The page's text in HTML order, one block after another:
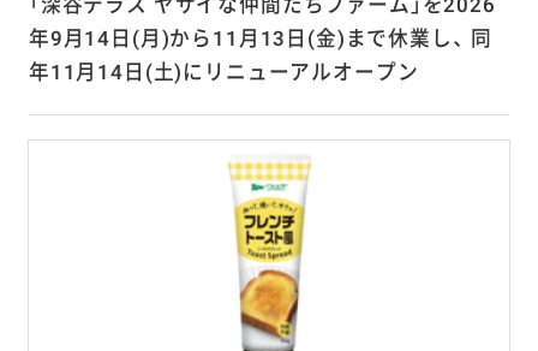
年9月14日(月)から11月13日(金)まで休業し、 同
年11月14日(土)にリニューアルオープン